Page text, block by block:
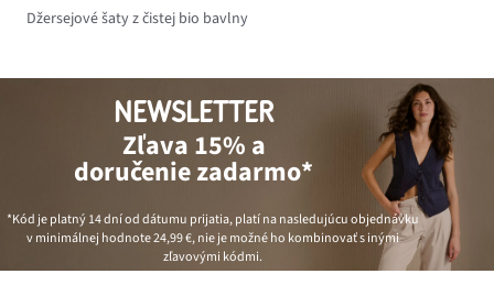
Džersejové šaty z čistej bio bavlny
NEWSLETTER
Zľava 15% a
doručenie zadarmo*
*Kód je platný 14 dní od dátumu prijatia, platí na nasledujúcu objednávku
v minimálnej hodnote24,99 €, nie je možné ho kombinovať s inými
zľavovými kódmi.